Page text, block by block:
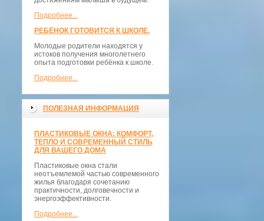
Подробнее...
РЕБЁНОК ГОТОВИТСЯ К ШКОЛЕ.
Молодые родители находятся у
истоков получения многолетнего
опыта подготовки ребёнка к школе.
Подробнее...
ПОЛЕЗНАЯ ИНФОРМАЦИЯ
ПЛАСТИКОВЫЕ ОКНА: КОМФОРТ,
ТЕПЛО И СОВРЕМЕННЫЙ СТИЛЬ
ДЛЯ ВАШЕГО ДОМА
Пластиковые окна стали
неотъемлемой частью современного
жилья благодаря сочетанию
практичности, долговечности и
энергоэффективности.
Подробнее...